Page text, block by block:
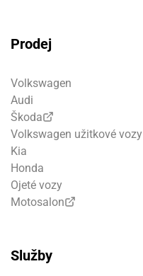
Prodej
Volkswagen
Audi
Škoda
Volkswagen užitkové vozy
Kia
Honda
Ojeté vozy
Motosalon
Služby